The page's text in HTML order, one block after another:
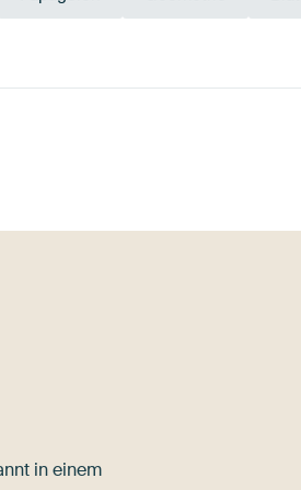
in einem